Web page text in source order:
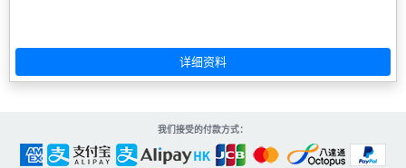
我们接受的付款方式：